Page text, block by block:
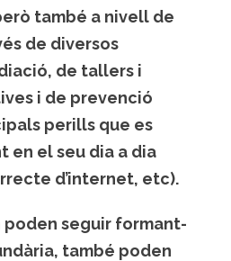
també a nivell de
de diversos
de tallers i
i de prevenció
perills que es
en el seu dia a dia
d’internet, etc).
seguir formant-
també poden